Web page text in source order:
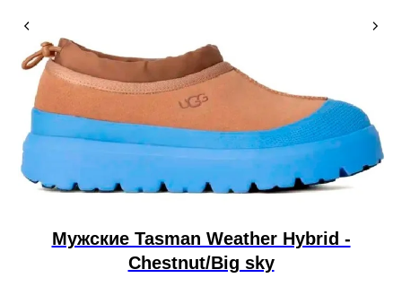
Мужские Tasman Weather Hybrid -
Chestnut/Big sky